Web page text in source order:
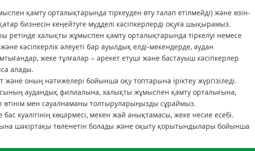
қамту орталықтарында тіркеуден өту талап етілмейді) және өзін-
бизнесін кеңейтуге мүдделі кәсіпкерлерді оқуға шықырамыз.
ретінде халықты жұмыспен қамту орталықтарында тіркелуі немесе
кәсіпкерлік әлеуеті бар ауылдық елді-мекендерде, аудан
жеке тұлғалар – әрекет етуші және бастауыш кәсіпкерлер
алады.
және оның нәтижелері бойынша оқу топтарына іріктеу жүргізіледі.
аудандық филиалына, халықты жұмыспен қамту орталығына,
өтінім мен сауалнаманы толтыруларыңызды сұраймыз.
бас куәлігінің көшірмесі, мекен жай анықтамасы, жеке несие есебі.
шәкіртақы төленетін болады және оқыту қорытындылары бойынша